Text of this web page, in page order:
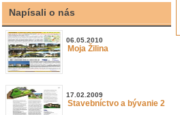
Napísali o nás
06.05.2010
Moja Žilina
17.02.2009
Stavebníctvo a bývanie 2